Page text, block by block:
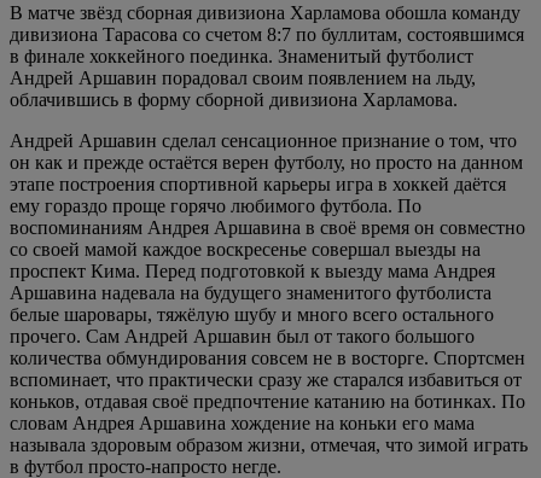
В матче звёзд сборная дивизиона Харламова обошла команду
дивизиона Тарасова со счетом 8:7 по буллитам, состоявшимся
в финале хоккейного поединка. Знаменитый футболист
Андрей Аршавин порадовал своим появлением на льду,
облачившись в форму сборной дивизиона Харламова.
Андрей Аршавин сделал сенсационное признание о том, что
он как и прежде остаётся верен футболу, но просто на данном
этапе построения спортивной карьеры игра в хоккей даётся
ему гораздо проще горячо любимого футбола. По
воспоминаниям Андрея Аршавина в своё время он совместно
со своей мамой каждое воскресенье совершал выезды на
проспект Кима. Перед подготовкой к выезду мама Андрея
Аршавина надевала на будущего знаменитого футболиста
белые шаровары, тяжёлую шубу и много всего остального
прочего. Сам Андрей Аршавин был от такого большого
количества обмундирования совсем не в восторге. Спортсмен
вспоминает, что практически сразу же старался избавиться от
коньков, отдавая своё предпочтение катанию на ботинках. По
словам Андрея Аршавина хождение на коньки его мама
называла здоровым образом жизни, отмечая, что зимой играть
в футбол просто-напросто негде.